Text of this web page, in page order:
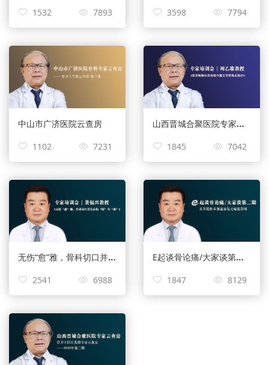
1532 7893 3598 7794
中山市广济医院云查房
1102
7231
山西晋城合聚医院专家云查房
1845 7042
无伤“愈”雅，骨科切口并发症的“防”与“治”
2541 6988
E起谈骨论痛/大家谈第二期
1847 8129